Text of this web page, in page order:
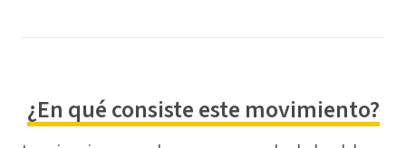
¿En qué consiste este movimiento?